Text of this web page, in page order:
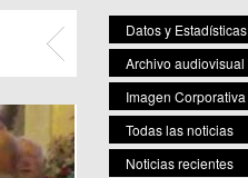
Datos y Estadísticas
Archivo audiovisual
Imagen Corporativa
Todas las noticias
Noticias recientes